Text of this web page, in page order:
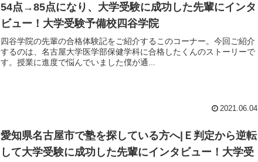
54点→85点になり、大学受験に成功した先輩にインタ
ビュー！大学受験予備校四谷学院
四谷学院の先輩の合格体験記をご紹介するこのコーナー。今回ご紹介
するのは、名古屋大学医学部保健学科に合格したくんのストーリーで
す。授業に進度で悩んでいました僕が通...
2021.06.04
愛知県名古屋市で塾を探している方へ|Ｅ判定から逆転
して大学受験に成功した先輩にインタビュー！大学受